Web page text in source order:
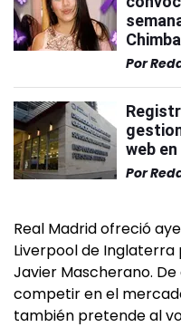
Por
web
Por
Real Madrid ofreció
Liverpool de
Javier Mascherano.
competir en el
también pretende al